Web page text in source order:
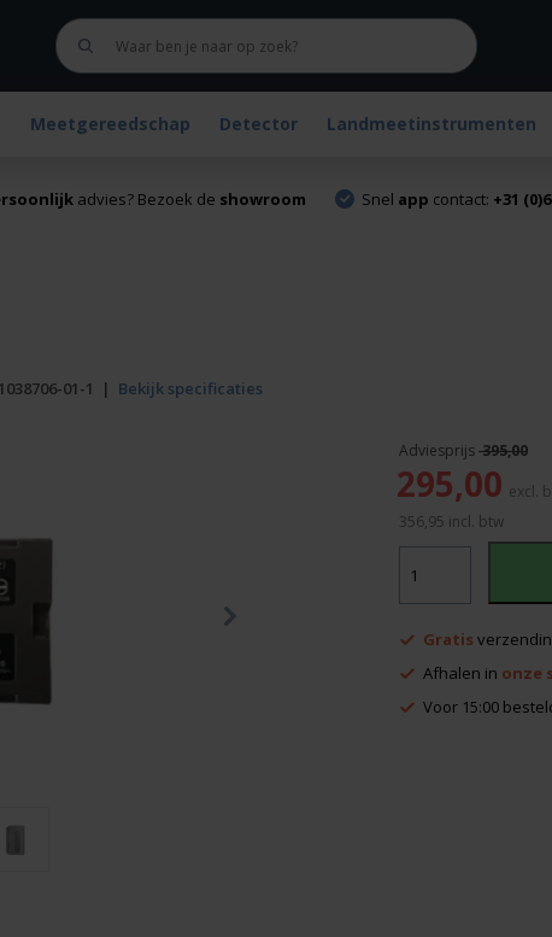
Meetgereedschap Detector Landmeetinstrumenten
advies? Bezoek de showroom Snel app contact: +31
1038706-01-1 | Bekijk specificaties
accupack
aantal
356,95 incl. btw
395,00
Oorspronkelijke
prijs
was:
395,00.
295,00
Gratis
Afhalen in onze
Voor 15:00